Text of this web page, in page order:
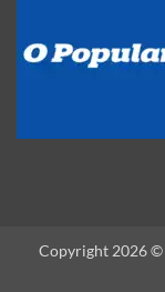
Copyright 2026 ©